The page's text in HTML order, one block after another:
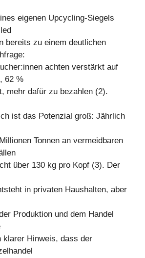
eigenen Upcycling-Siegels
bereits zu einem deutlichen
achten verstärkt auf
62 %
mehr dafür zu bezahlen (2).
ist das Potenzial groß: Jährlich
Tonnen an vermeidbaren
über 130 kg pro Kopf (3). Der
in privaten Haushalten, aber
Produktion und dem Handel
klarer Hinweis, dass der